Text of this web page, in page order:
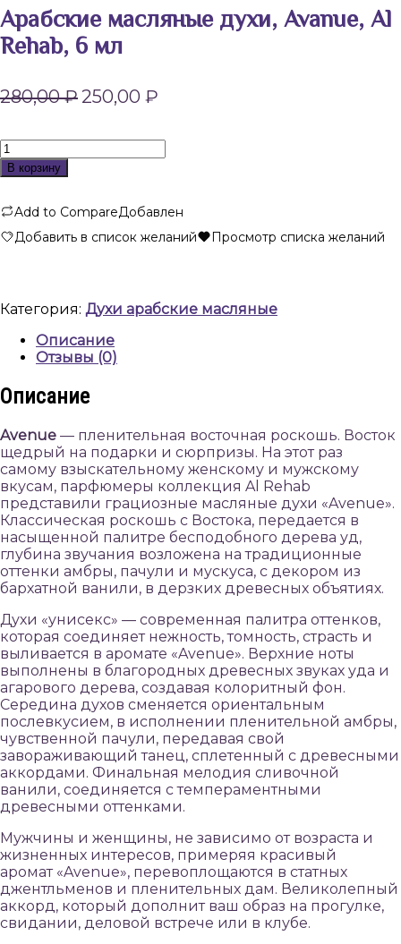
Арабские масляные духи, Avanue, Al
Rehab, 6 мл
280,00₽ Первоначальная
цена
280,00 ₽.
250,00 ₽
Количество
товара
Арабские
духи,
Avanue,
мл
В корзину
Add to CompareДобавлен
Добавить в список желаний
Просмотр списка желаний
Категория: Духи арабские масляные
Описание
Отзывы (0)
Описание
Avenue — пленительная восточная роскошь. Восток
щедрый на подарки и сюрпризы. На этот раз
самому взыскательному женскому и мужскому
вкусам, парфюмеры коллекция Al Rehab
представили грациозные масляные духи «Avenue».
Классическая роскошь с Востока, передается в
насыщенной палитре бесподобного дерева уд,
глубина звучания возложена на традиционные
оттенки амбры, пачули и мускуса, с декором из
бархатной ванили, в дерзких древесных объятиях.
Духи «унисекс» — современная палитра оттенков,
которая соединяет нежность, томность, страсть и
выливается в аромате «Avenue». Верхние ноты
выполнены в благородных древесных звуках уда и
агарового дерева, создавая колоритный фон.
Середина духов сменяется ориентальным
послевкусием, в исполнении пленительной амбры,
чувственной пачули, передавая свой
завораживающий танец, сплетенный с древесными
аккордами. Финальная мелодия сливочной
ванили, соединяется с темпераментными
древесными оттенками.
Мужчины и женщины, не зависимо от возраста и
жизненных интересов, примеряя красивый
аромат «Avenue», перевоплощаются в статных
джентльменов и пленительных дам. Великолепный
аккорд, который дополнит ваш образ на прогулке,
свидании, деловой встрече или в клубе.